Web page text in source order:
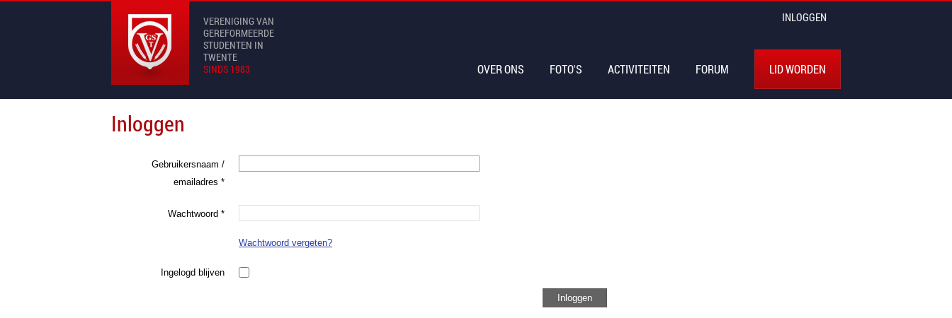
VERENIGING VAN
GEREFORMEERDE
STUDENTEN IN
TWENTE
SINDS 1983
INLOGGEN
OVER ONS FOTO'S ACTIVITEITEN FORUM LID WORDEN
Inloggen
Gebruikersnaam /
emailadres *
Wachtwoord *
Wachtwoord vergeten?
Ingelogd blijven